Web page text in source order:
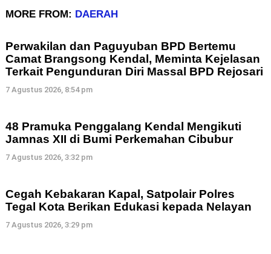
MORE FROM: DAERAH
Perwakilan dan Paguyuban BPD Bertemu
Camat Brangsong Kendal, Meminta Kejelasan
Terkait Pengunduran Diri Massal BPD Rejosari
7 Agustus 2026, 8:54 pm
48 Pramuka Penggalang Kendal Mengikuti
Jamnas XII di Bumi Perkemahan Cibubur
7 Agustus 2026, 3:32 pm
Cegah Kebakaran Kapal, Satpolair Polres
Tegal Kota Berikan Edukasi kepada Nelayan
7 Agustus 2026, 3:29 pm